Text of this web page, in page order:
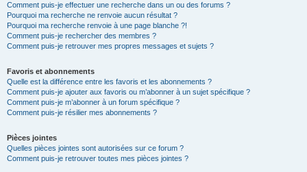
Comment puis-je effectuer une recherche dans un ou des forums ?
Pourquoi ma recherche ne renvoie aucun résultat ?
Pourquoi ma recherche renvoie à une page blanche ?!
Comment puis-je rechercher des membres ?
Comment puis-je retrouver mes propres messages et sujets ?
Favoris et abonnements
Quelle est la différence entre les favoris et les abonnements ?
Comment puis-je ajouter aux favoris ou m’abonner à un sujet spécifique ?
Comment puis-je m’abonner à un forum spécifique ?
Comment puis-je résilier mes abonnements ?
Pièces jointes
Quelles pièces jointes sont autorisées sur ce forum ?
Comment puis-je retrouver toutes mes pièces jointes ?